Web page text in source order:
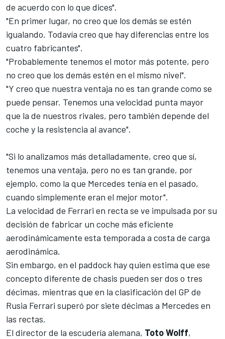
de acuerdo con lo que dices".
"En primer lugar, no creo que los demás se estén
igualando. Todavía creo que hay diferencias entre los
cuatro fabricantes".
"Probablemente tenemos el motor más potente, pero
no creo que los demás estén en el mismo nivel".
"Y creo que nuestra ventaja no es tan grande como se
puede pensar. Tenemos una velocidad punta mayor
que la de nuestros rivales, pero también depende del
coche y la resistencia al avance".
"Si lo analizamos más detalladamente, creo que sí,
tenemos una ventaja, pero no es tan grande, por
ejemplo, como la que Mercedes tenía en el pasado,
cuando simplemente eran el mejor motor".
La velocidad de Ferrari en recta se ve impulsada por su
decisión de fabricar un coche más eficiente
aerodinámicamente esta temporada a costa de carga
aerodinámica.
Sin embargo, en el paddock hay quien estima que ese
concepto diferente de chasis pueden ser dos o tres
décimas, mientras que en la clasificación del GP de
Rusia Ferrari superó por siete décimas a Mercedes en
las rectas.
El director de la escudería alemana, Toto Wolff,